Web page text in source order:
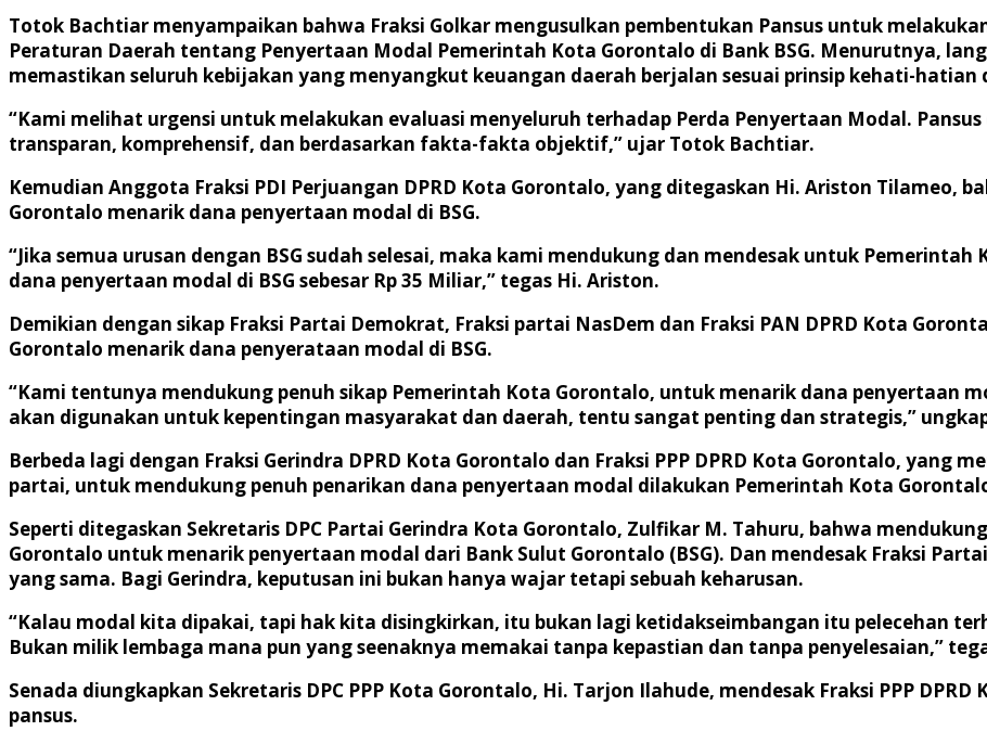
Totok Bachtiar menyampaikan bahwa Fraksi Golkar mengusulkan pembentukan Pansus untuk
Peraturan Daerah tentang Penyertaan Modal Pemerintah Kota Gorontalo di Bank BSG. Menurutnya,
memastikan seluruh kebijakan yang menyangkut keuangan daerah berjalan sesuai prinsip kehati-
“Kami melihat urgensi untuk melakukan evaluasi menyeluruh terhadap Perda Penyertaan Modal.
transparan, komprehensif, dan berdasarkan fakta-fakta objektif,” ujar Totok Bachtiar.
Kemudian Anggota Fraksi PDI Perjuangan DPRD Kota Gorontalo, yang ditegaskan Hi. Ariston Tilameo,
Gorontalo menarik dana penyertaan modal di BSG.
“Jika semua urusan dengan BSG sudah selesai, maka kami mendukung dan mendesak untuk
dana penyertaan modal di BSG sebesar Rp 35 Miliar,” tegas Hi. Ariston.
Demikian dengan sikap Fraksi Partai Demokrat, Fraksi partai NasDem dan Fraksi PAN DPRD Kota
Gorontalo menarik dana penyerataan modal di BSG.
“Kami tentunya mendukung penuh sikap Pemerintah Kota Gorontalo, untuk menarik dana penyertaan
akan digunakan untuk kepentingan masyarakat dan daerah, tentu sangat penting dan strategis,”
Berbeda lagi dengan Fraksi Gerindra DPRD Kota Gorontalo dan Fraksi PPP DPRD Kota Gorontalo, yang
partai, untuk mendukung penuh penarikan dana penyertaan modal dilakukan Pemerintah Kota
Seperti ditegaskan Sekretaris DPC Partai Gerindra Kota Gorontalo, Zulfikar M. Tahuru, bahwa
Gorontalo untuk menarik penyertaan modal dari Bank Sulut Gorontalo (BSG). Dan mendesak Fraksi
yang sama. Bagi Gerindra, keputusan ini bukan hanya wajar tetapi sebuah keharusan.
“Kalau modal kita dipakai, tapi hak kita disingkirkan, itu bukan lagi ketidakseimbangan itu pelecehan
Bukan milik lembaga mana pun yang seenaknya memakai tanpa kepastian dan tanpa penyelesaian,”
Senada diungkapkan Sekretaris DPC PPP Kota Gorontalo, Hi. Tarjon Ilahude, mendesak Fraksi PPP
pansus.